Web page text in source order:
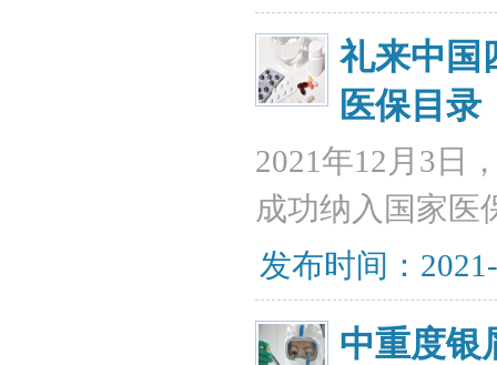
礼来中国
医保目录
2021年12月3日
成功纳入国家医
发布时间：
中重度银